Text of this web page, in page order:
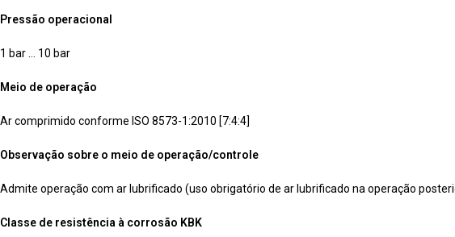
Pressão operacional
1 bar … 10 bar
Meio de operação
Ar comprimido conforme ISO 8573-1:2010 [7:4:4]
Observação sobre o meio de operação/controle
Admite operação com ar lubrificado (uso obrigatório de ar lubrificado na operação
Classe de resistência à corrosão KBK